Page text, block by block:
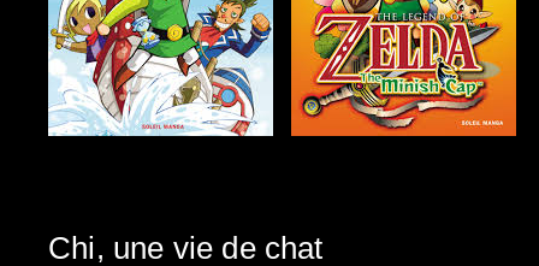
Chi, une vie de chat